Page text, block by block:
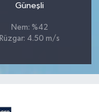
Güneşli
Nem: %42
Rüzgar: 4.50 m/s